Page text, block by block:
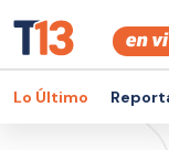
Lo Último